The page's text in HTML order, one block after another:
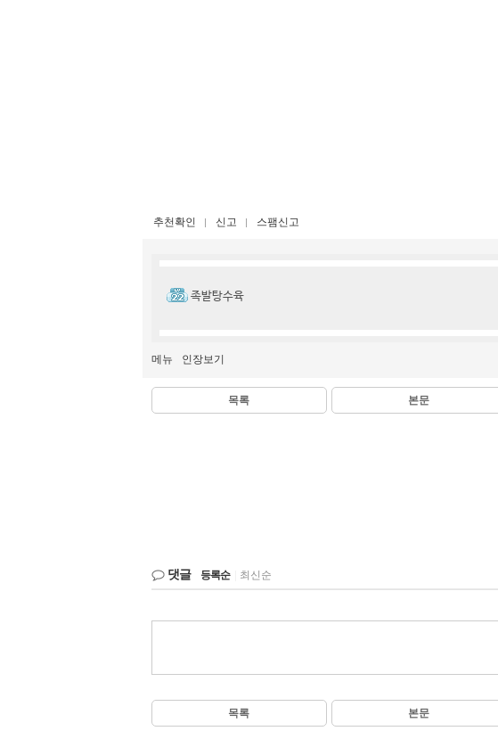
추천확인 신고 스팸신고
족발탕수육
메뉴 인장보기
목록 본문
댓글 등록순 최신순
목록 본문